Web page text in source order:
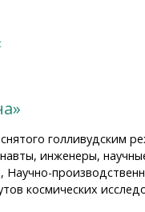
голливудским
инженеры,
Научно-
космических